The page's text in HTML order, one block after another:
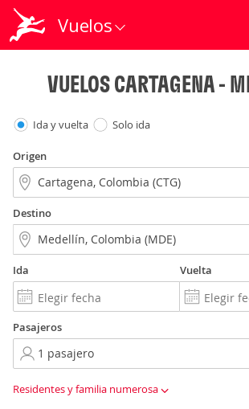
Vuelos
VUELOS CARTAGENA -
Ida y vuelta Solo ida
Origen
Destino
Ida Vuelta
Pasajeros
Residentes y familia numerosa